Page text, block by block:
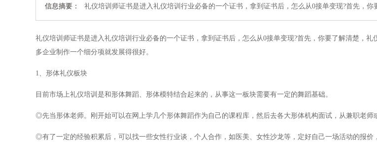
信息摘要： 礼仪培训师证书是进入礼仪培训行业必备的一个证书，拿到证书后，怎么从0接单变现?首先，
礼仪培训师证书是进入礼仪培训行业必备的一个证书，拿到证书后，怎么从0接单变现?首先，你要了解清楚，
多企业制作一个细分项就发展得很好。
1、形体礼仪板块
目前市场上礼仪培训是和形体舞蹈、形体模特结合起来的，从事这一板块需要有一定的舞蹈基础。
◎先当形体老师。刚开始可以在网上学几个形体舞蹈作为自己的课程库，然后去各大形体机构面试，从兼职老师
◎有了一定的经验积累后，可以找一些女性行业谈，个人合作，如医美、女性沙龙等，定好自己一场活动的报价